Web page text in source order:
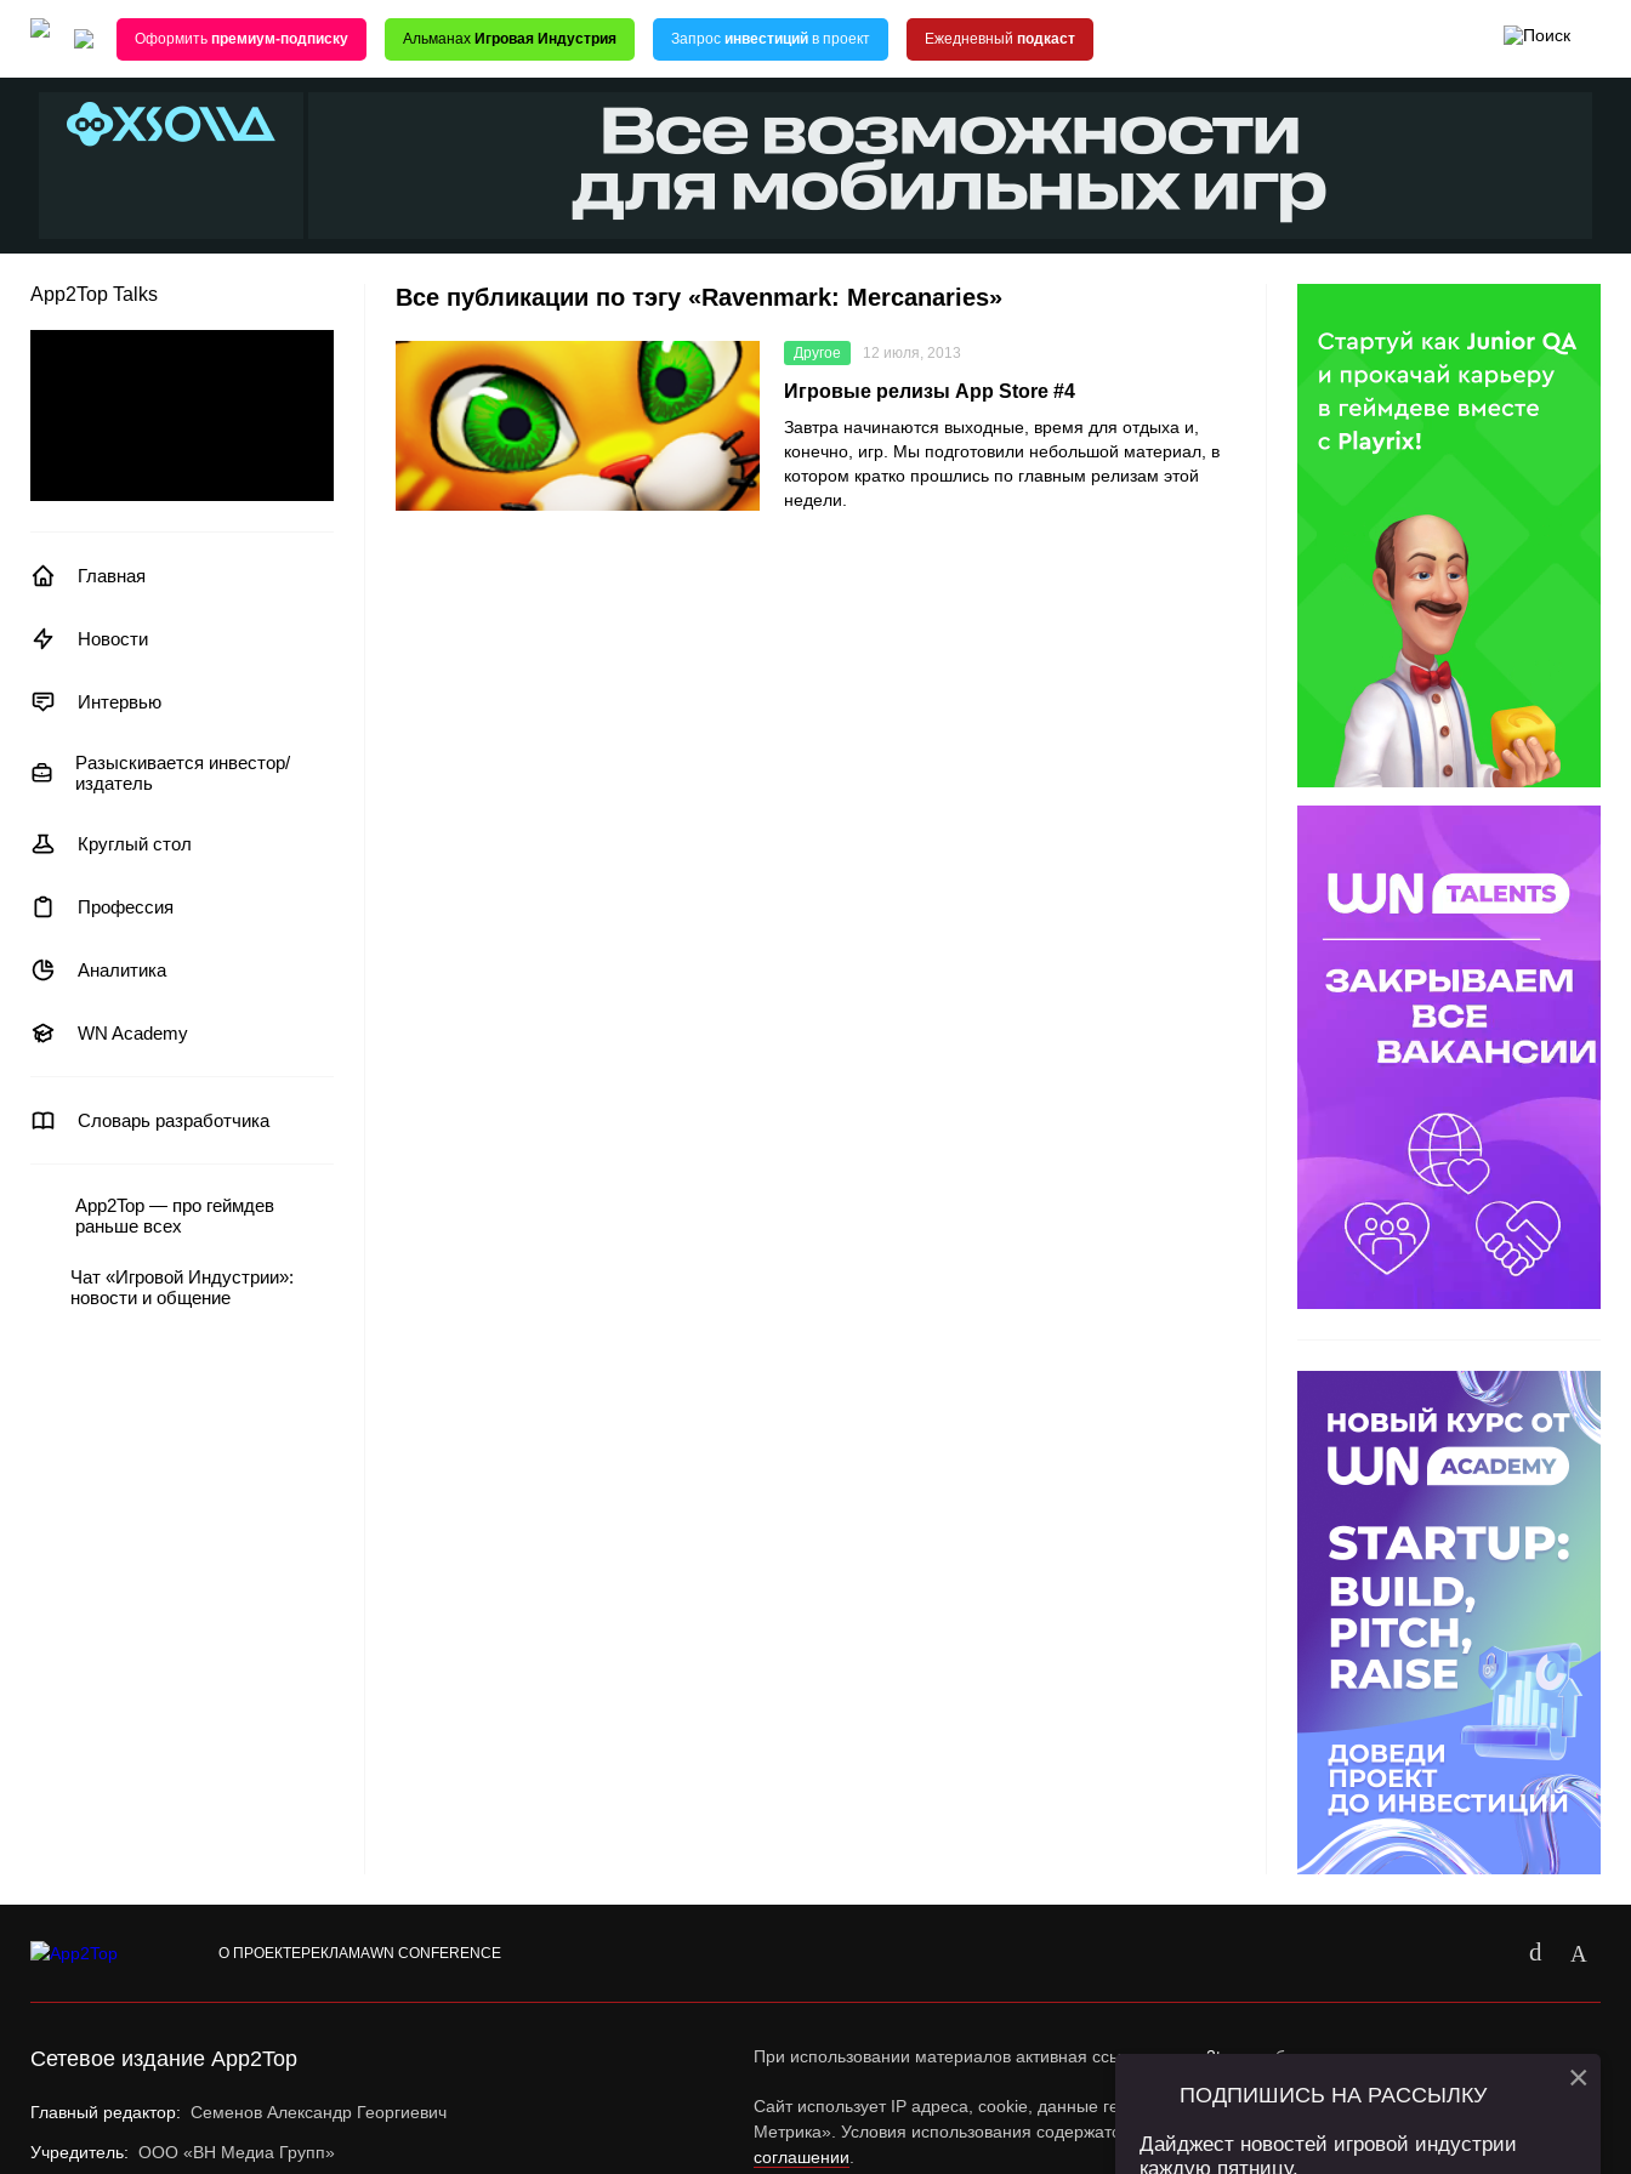
Оформить премиум-подписку Альманах Игровая Индустрия Запрос инвестиций в проект Ежедневный подкаст
App2Top Talks
Главная
Новости
Интервью
Разыскивается инвестор/
издатель
Круглый стол
Профессия
Аналитика
WN Academy
Словарь разработчика
App2Top — про геймдев
раньше всех
Чат «Игровой Индустрии»:
новости и общение
Все публикации по тэгу «Ravenmark: Mercanaries»
Другое 12 июля, 2013
Игровые релизы App Store #4
Завтра начинаются выходные, время для отдыха и,
конечно, игр. Мы подготовили небольшой материал, в
котором кратко прошлись по главным релизам этой
недели.
О ПРОЕКТЕРЕКЛАМАWN CONFERENCE
Сетевое издание App2Top
Главный редактор: Семенов Александр Георгиевич
Учредитель: ООО «ВН Медиа Групп»
При использовании материалов активная ссылка наapp2top.ruобязательна.
Сайт использует IP адреса, cookie, данные геолокации Пользователей сайта и сервис «Яндекс
Метрика». Условия использования содержатся в
Политике конфиденциальностии
соглашении
ПОДПИШИСЬ НА РАССЫЛКУ
Дайджест новостей игровой индустрии
каждую пятницу.
×